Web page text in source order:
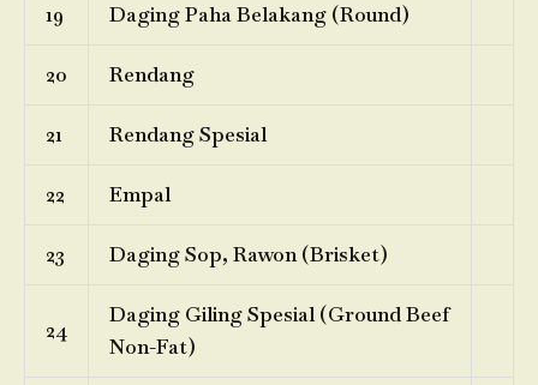
19 Daging Paha Belakang (Round)
20 Rendang
21 Rendang Spesial
22 Empal
23 Daging Sop, Rawon (Brisket)
24
Daging Giling Spesial (Ground Beef
Non-Fat)